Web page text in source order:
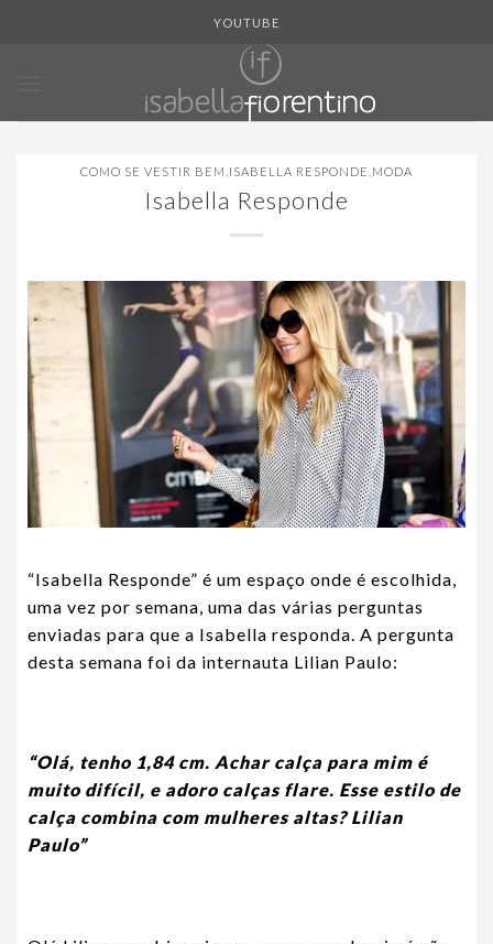
YOUTUBE
COMO SE VESTIR BEM ISABELLA RESPONDE MODA
Isabella Responde
“Isabella Responde” é um espaço onde é escolhida,
uma vez por semana, uma das várias perguntas
enviadas para que a Isabella responda. A pergunta
desta semana foi da internauta Lilian Paulo:
“Olá, tenho 1,84 cm. Achar calça para mim é
muito difícil, e adoro calças flare. Esse estilo de
calça combina com mulheres altas? Lilian
Paulo”